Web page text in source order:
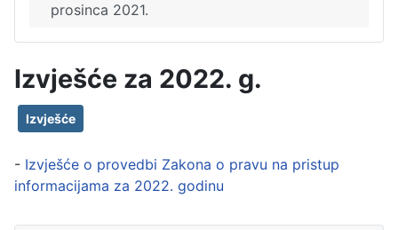
prosinca 2021.
Izvješće za 2022. g.
Izvješće
- Izvješće o provedbi Zakona o pravu na pristup
informacijama za 2022. godinu